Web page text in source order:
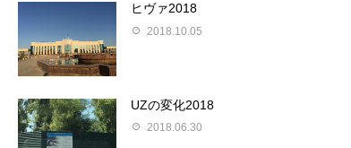
ヒヴァ2018
2018.10.05
UZの変化2018
2018.06.30